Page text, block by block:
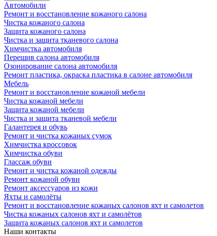
Автомобили
Ремонт и восстановление кожаного салона
Чистка кожаного салона
Защита кожаного салона
Чистка и защита тканевого салона
Химчистка автомобиля
Перешив салона автомобиля
Озонирование салона автомобиля
Ремонт пластика, окраска пластика в салоне автомобиля
Мебель
Ремонт и восстановление кожаной мебели
Чистка кожаной мебели
Защита кожаной мебели
Чистка и защита тканевой мебели
Галантерея и обувь
Ремонт и чистка кожаных сумок
Химчистка кроссовок
Химчистка обуви
Глассаж обуви
Ремонт и чистка кожаной одежды
Ремонт кожаной обуви
Ремонт аксессуаров из кожи
Яхты и самолёты
Ремонт и восстановление кожаных салонов яхт и самолетов
Чистка кожаных салонов яхт и самолётов
Защита кожаных салонов яхт и самолетов
Наши контакты